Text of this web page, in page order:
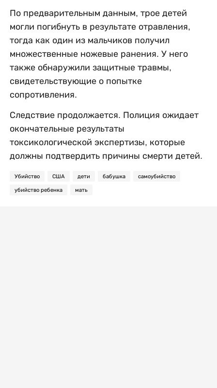
По предварительным данным, трое детей
могли погибнуть в результате отравления,
тогда как один из мальчиков получил
множественные ножевые ранения. У него
также обнаружили защитные травмы,
свидетельствующие о попытке
сопротивления.
Следствие продолжается. Полиция ожидает
окончательные результаты
токсикологической экспертизы, которые
должны подтвердить причины смерти детей.
Убийство США дети бабушка самоубийство
убийство ребенка мать